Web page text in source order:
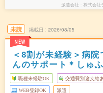
派遣会社 株式会社
未読
NEW
掲載日 2026/08/05
＜8割が未経験＞病
んのサポート＊しゅ
職種未経験OK 交通費別途支給
WEB登録OK 派遣